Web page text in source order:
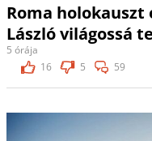
Roma
László világossá
5 órája
16
5 59